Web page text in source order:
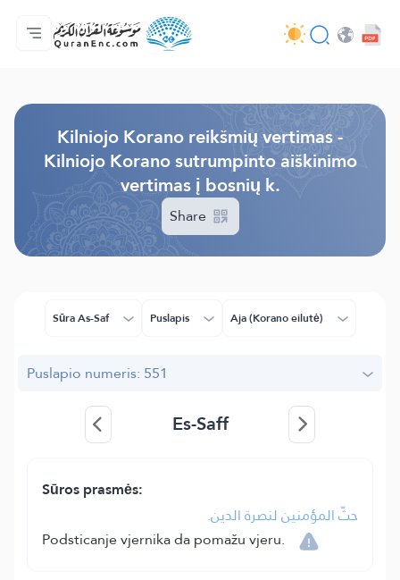
Pagrindinis
Vertimų turinys
Audio
Programuotojų paslaugos - API
Apie projektą
Susisiekite su mumis
Kalba
Kilniojo Korano reikšmių vertimas -
Kilniojo Korano sutrumpinto aiškinimo
vertimas į bosnių k.
Share
Sūra As-Saf Puslapis Aja (Korano eilutė)
Puslapio numeris: 551
Es-Saff
Sūros prasmės:
حثّ المؤمنين لنصرة الدين.
Podsticanje vjernika da pomažu vjeru.